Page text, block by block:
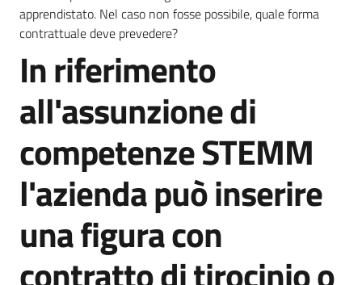
Programmi
e
strategie
Opportunità
Progetti
e
attività
Servizi
apprendistato. Nel caso non fosse possibile, quale forma
contrattuale deve prevedere?
Salta al contenuto
In riferimento
all'assunzione di
competenze STEMM
l'azienda può inserire
una figura con